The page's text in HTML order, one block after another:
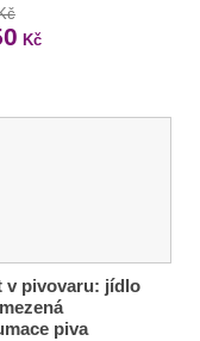
Kč
v pivovaru: jídlo
piva